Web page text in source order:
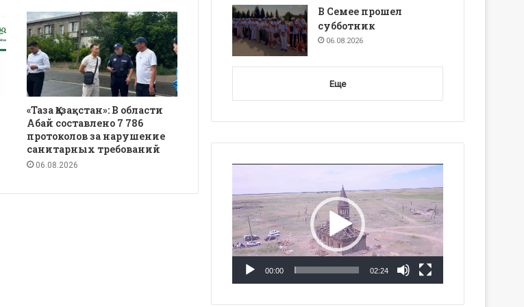
«Таза Қазақстан»: В области
Абай составлено 7 786
протоколов за нарушение
санитарных требований
06.08.2026
В Семее прошел
субботник
06.08.2026
Еще
00:00 02:24